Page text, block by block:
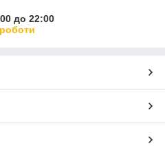
до 22:00